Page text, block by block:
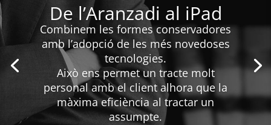
De l’Aranzadi al iPad
Combinem les formes conservadores
amb l’adopció de les més novedoses
tecnologies.
Això ens permet un tracte molt
personal amb el client alhora que la
màxima eficiència al tractar un
assumpte.